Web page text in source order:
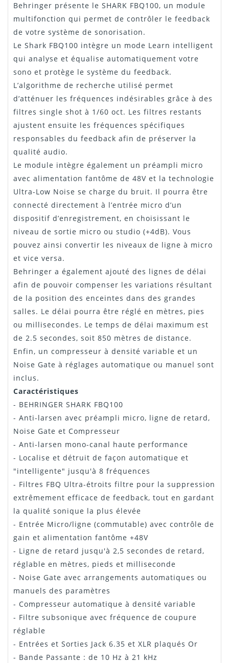
Behringer présente le SHARK FBQ100, un module
multifonction qui permet de contrôler le feedback
de votre système de sonorisation.
Le Shark FBQ100 intègre un mode Learn intelligent
qui analyse et équalise automatiquement votre
sono et protège le système du feedback.
L’algorithme de recherche utilisé permet
d’atténuer les fréquences indésirables grâce à des
filtres single shot à 1/60 oct. Les filtres restants
ajustent ensuite les fréquences spécifiques
responsables du feedback afin de préserver la
qualité audio.
Le module intègre également un préampli micro
avec alimentation fantôme de 48V et la technologie
Ultra-Low Noise se charge du bruit. Il pourra être
connecté directement à l’entrée micro d’un
dispositif d’enregistrement, en choisissant le
niveau de sortie micro ou studio (+4dB). Vous
pouvez ainsi convertir les niveaux de ligne à micro
et vice versa.
Behringer a également ajouté des lignes de délai
afin de pouvoir compenser les variations résultant
de la position des enceintes dans des grandes
salles. Le délai pourra être réglé en mètres, pies
ou millisecondes. Le temps de délai maximum est
de 2.5 secondes, soit 850 mètres de distance.
Enfin, un compresseur à densité variable et un
Noise Gate à réglages automatique ou manuel sont
inclus.
Caractéristiques
- BEHRINGER SHARK FBQ100
- Anti-larsen avec préampli micro, ligne de retard,
Noise Gate et Compresseur
- Anti-larsen mono-canal haute performance
- Localise et détruit de façon automatique et
"intelligente" jusqu'à 8 fréquences
- Filtres FBQ Ultra-étroits filtre pour la suppression
extrêmement efficace de feedback, tout en gardant
la qualité sonique la plus élevée
- Entrée Micro/ligne (commutable) avec contrôle de
gain et alimentation fantôme +48V
- Ligne de retard jusqu'à 2,5 secondes de retard,
réglable en mètres, pieds et milliseconde
- Noise Gate avec arrangements automatiques ou
manuels des paramètres
- Compresseur automatique à densité variable
- Filtre subsonique avec fréquence de coupure
réglable
- Entrées et Sorties Jack 6.35 et XLR plaqués Or
- Bande Passante : de 10 Hz à 21 kHz